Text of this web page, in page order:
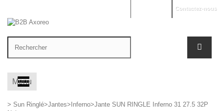
Contactez-nous
Menu
> Sun Ringlé>Jantes> Inferno>Jante SUN RINGLE Inferno 31 27.5 32P